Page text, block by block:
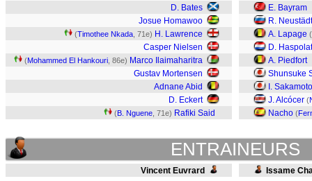
D. Bates
Josue Homawoo
(Timothee Nkada , 71e) H. Lawrence
Casper Nielsen
(Mohammed El Hankouri , 86e) Marco Ilaimaharitra
Gustav Mortensen
Adnane Abid
D. Eckert
(B. Nguene , 71e) Rafiki Said
E. Bayram
R.
A. Lapage (
D. Haspolat
A. Piedfort
Shunsuke
I. Sakamoto
J. Alcócer (
Nacho (
ENTRAINEURS
Vincent Euvrard Issame